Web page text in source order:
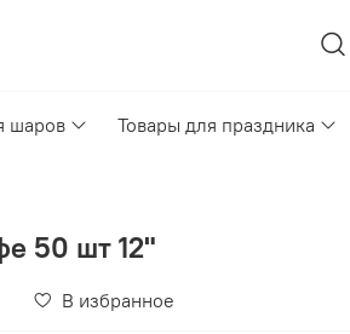
шаров Товары для праздника
50 шт 12"
В избранное